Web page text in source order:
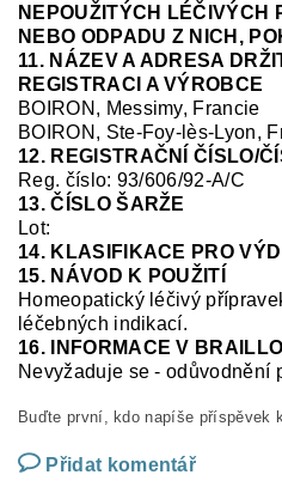
NEPOUŽITÝCH LÉČIVÝCH
NEBO ODPADU Z NICH,
11. NÁZEV A ADRESA
REGISTRACI A VÝROBCE
BOIRON, Messimy, Francie
BOIRON, Ste-Foy- lès-Lyon,
12. REGISTRAČNÍ ČÍSLO/
Reg. číslo: 93/606/92-A/C
13. ČÍSLO ŠARŽE
Lot:
14. KLASIFIKACE PRO
15. NÁVOD K POUŽITÍ
Homeopatický léčivý
léčebných indikací.
16. INFORMACE V
Nevyžaduje se-odůvodnění
Buďte první, kdo napíše příspěvek
Přidat komentář